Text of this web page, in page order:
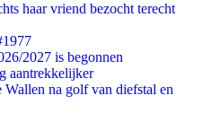
haar vriend bezocht terecht
2027 is begonnen
aantrekkelijker
na golf van diefstal en